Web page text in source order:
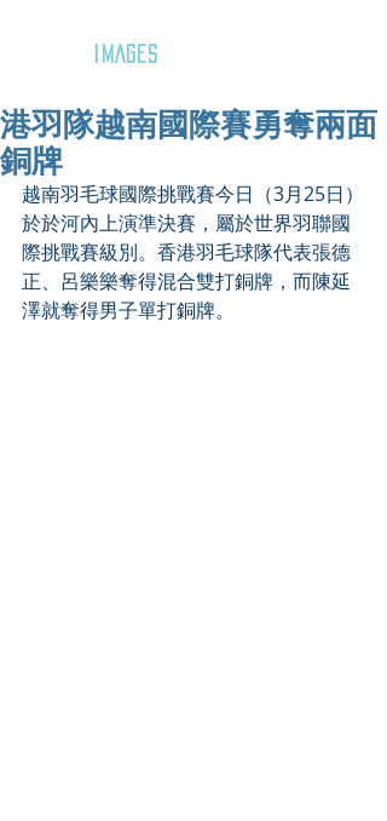
IMAGES
港羽隊越南國際賽勇奪兩面
銅牌
越南羽毛球國際挑戰賽今日（3月25日）
於於河內上演準決賽，屬於世界羽聯國
際挑戰賽級別。香港羽毛球隊代表張德
正、呂樂樂奪得混合雙打銅牌，而陳延
澤就奪得男子單打銅牌。